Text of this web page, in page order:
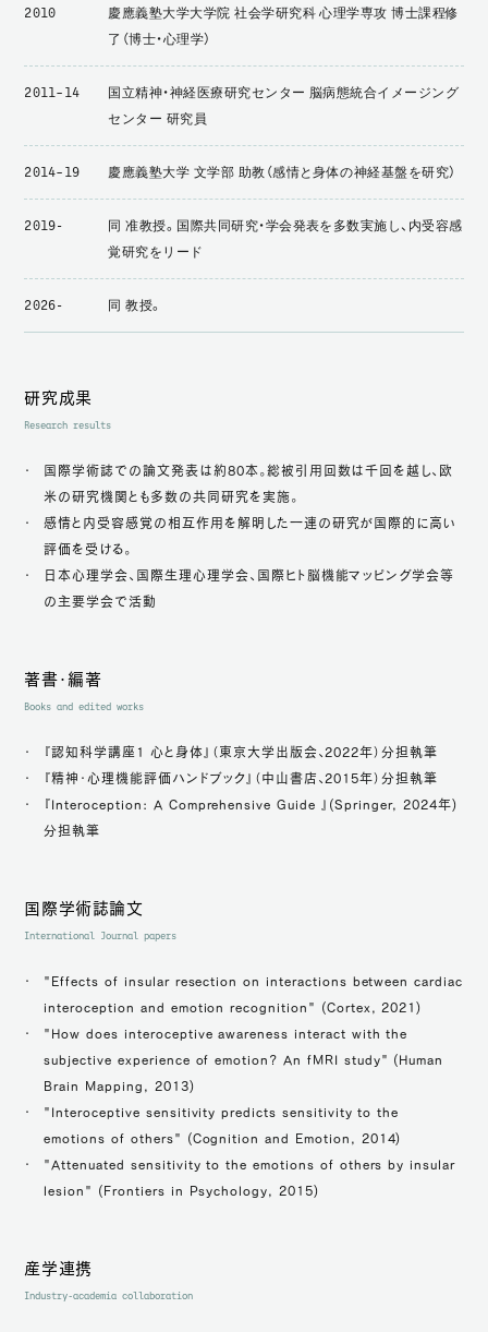
2010
慶應義塾大学大学院 社会学研究科 心理学専攻 博士課程修
了（博士・心理学）
2011–14
国立精神・神経医療研究センター 脳病態統合イメージング
センター 研究員
2014–19 慶應義塾大学 文学部 助教（感情と身体の神経基盤を研究）
2019-
同 准教授。国際共同研究・学会発表を多数実施し、内受容感
覚研究をリード
2026- 同 教授。
研究成果
Research results
国際学術誌での論文発表は約80本。総被引用回数は千回を越し、欧
米の研究機関とも多数の共同研究を実施。
感情と内受容感覚の相互作用を解明した一連の研究が国際的に高い
評価を受ける。
日本心理学会、国際生理心理学会、国際ヒト脳機能マッピング学会等
の主要学会で活動
著書・編著
Books and edited works
『認知科学講座1 心と身体』（東京大学出版会、2022年）分担執筆
『精神・心理機能評価ハンドブック』（中山書店、2015年）分担執筆
『Interoception: A Comprehensive Guide 』(Springer, 2024年)
分担執筆
国際学術誌論文
International Journal papers
"Effects of insular resection on interactions between cardiac
interoception and emotion recognition" (Cortex, 2021)
"How does interoceptive awareness interact with the
subjective experience of emotion? An fMRI study" (Human
Brain Mapping, 2013)
"Interoceptive sensitivity predicts sensitivity to the
emotions of others" (Cognition and Emotion, 2014)
"Attenuated sensitivity to the emotions of others by insular
lesion" (Frontiers in Psychology, 2015)
産学連携
Industry-academia collaboration